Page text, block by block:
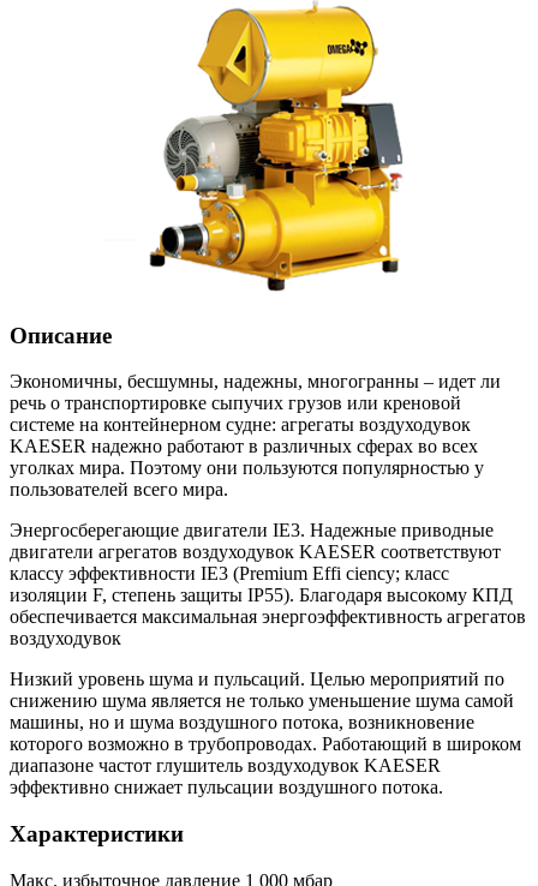
Описание
Экономичны, бесшумны, надежны, многогранны – идет ли
речь о транспортировке сыпучих грузов или креновой
системе на контейнерном судне: агрегаты воздуходувок
KAESER надежно работают в различных сферах во всех
уголках мира. Поэтому они пользуются популярностью у
пользователей всего мира.
Энергосберегающие двигатели IE3. Надежные приводные
двигатели агрегатов воздуходувок KAESER соответствуют
классу эффективности IE3 (Premium Effi ciency; класс
изоляции F, степень защиты IP55). Благодаря высокому КПД
обеспечивается максимальная энергоэффективность агрегатов
воздуходувок
Низкий уровень шума и пульсаций. Целью мероприятий по
снижению шума является не только уменьшение шума самой
машины, но и шума воздушного потока, возникновение
которого возможно в трубопроводах. Работающий в широком
диапазоне частот глушитель воздуходувок KAESER
эффективно снижает пульсации воздушного потока.
Характеристики
Макс. избыточное давление 1 000 мбар